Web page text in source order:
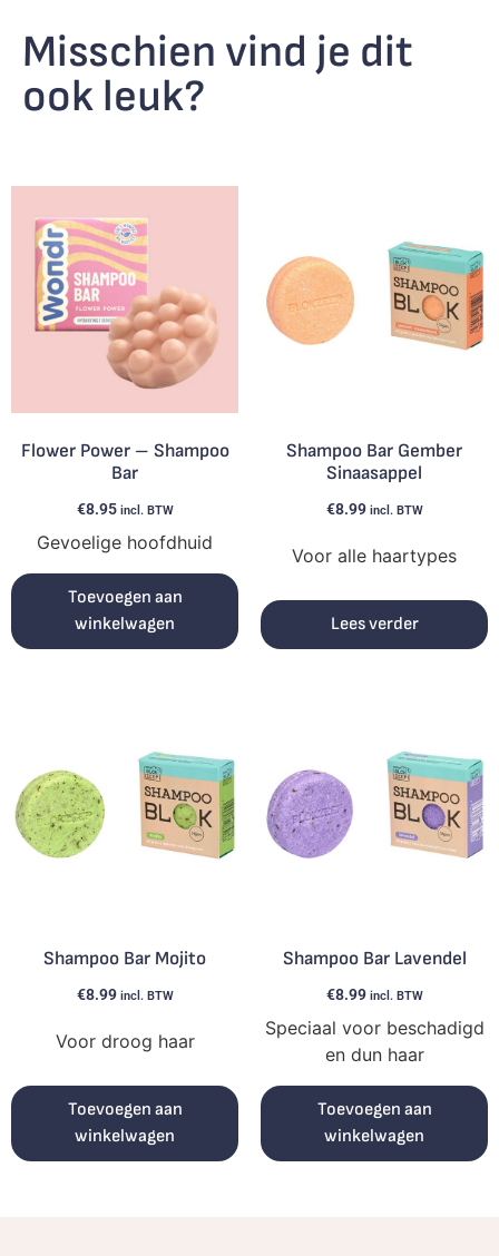
Misschien vind je dit
ook leuk?
Flower Power – Shampoo
Bar
€8.95 incl. BTW
Gevoelige hoofdhuid
Toevoegen aan
winkelwagen
Shampoo Bar Gember
Sinaasappel
€8.99 incl. BTW
Voor alle haartypes
Lees verder
Shampoo Bar Mojito
€8.99 incl. BTW
Voor droog haar
Toevoegen aan
winkelwagen
Shampoo Bar Lavendel
€8.99 incl. BTW
Speciaal voor beschadigd
en dun haar
Toevoegen aan
winkelwagen